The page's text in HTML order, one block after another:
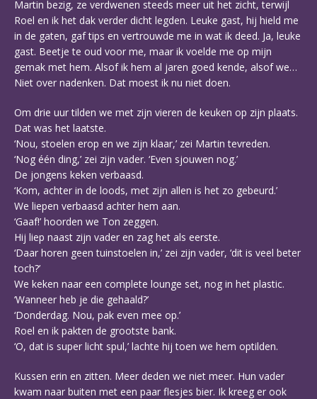
Martin bezig, ze verdwenen steeds meer uit het zicht, terwijl
Roel en ik het dak verder dicht legden. Leuke gast, hij hield me
in de gaten, gaf tips en vertrouwde me in wat ik deed. Ja, leuke
gast. Beetje te oud voor me, maar ik voelde me op mijn
gemak met hem. Alsof ik hem al jaren goed kende, alsof we…
Niet over nadenken. Dat moest ik nu niet doen.
Om drie uur tilden we met zijn vieren de keuken op zijn plaats.
Dat was het laatste.
‘Nou, stoelen erop en we zijn klaar,’ zei Martin tevreden.
‘Nog één ding,’ zei zijn vader. ‘Even sjouwen nog.’
De jongens keken verbaasd.
‘Kom, achter in de loods, met zijn allen is het zo gebeurd.’
We liepen verbaasd achter hem aan.
‘Gaaf!’ hoorden we Ton zeggen.
Hij liep naast zijn vader en zag het als eerste.
‘Daar horen geen tuinstoelen in,’ zei zijn vader, ‘dit is veel beter
toch?’
We keken naar een complete lounge set, nog in het plastic.
‘Wanneer heb je die gehaald?’
‘Donderdag. Nou, pak even mee op.’
Roel en ik pakten de grootste bank.
‘O, dat is super licht spul,’ lachte hij toen we hem optilden.
Kussen erin en zitten. Meer deden we niet meer. Hun vader
kwam naar buiten met een paar flesjes bier. Ik kreeg er ook